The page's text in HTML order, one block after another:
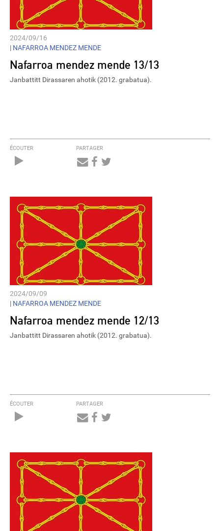
2024/09/16
| NAFARROA MENDEZ MENDE
Nafarroa mendez mende 13/13
Janbattitt Dirassaren ahotik (2012. grabatua).
ÉCOUTER PARTAGER
2024/09/09
| NAFARROA MENDEZ MENDE
Nafarroa mendez mende 12/13
Janbattitt Dirassaren ahotik (2012. grabatua).
ÉCOUTER PARTAGER